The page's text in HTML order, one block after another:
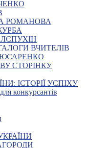
РОМАНОВА
ВЧИТЕЛІВ
СТОРІНКУ
ІСТОРІЇ УСПІХУ
конкурсантів